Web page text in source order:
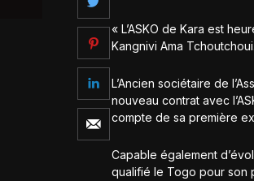
« L’ASKO de Kara est
Kangnivi Ama
L’Ancien sociétaire de
nouveau contrat avec
compte de sa première
Capable également
qualifié le Togo pour son